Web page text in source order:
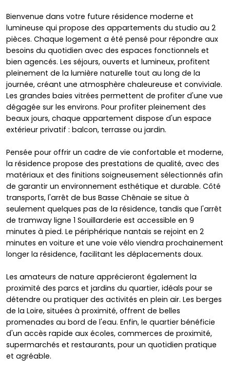
Bienvenue dans votre future résidence moderne et
lumineuse qui propose des appartements du studio au 2
pièces. Chaque logement a été pensé pour répondre aux
besoins du quotidien avec des espaces fonctionnels et
bien agencés. Les séjours, ouverts et lumineux, profitent
pleinement de la lumière naturelle tout au long de la
journée, créant une atmosphère chaleureuse et conviviale.
Les grandes baies vitrées permettent de profiter d'une vue
dégagée sur les environs. Pour profiter pleinement des
beaux jours, chaque appartement dispose d'un espace
extérieur privatif : balcon, terrasse ou jardin.
Pensée pour offrir un cadre de vie confortable et moderne,
la résidence propose des prestations de qualité, avec des
matériaux et des finitions soigneusement sélectionnés afin
de garantir un environnement esthétique et durable. Côté
transports, l'arrêt de bus Basse Chênaie se situe à
seulement quelques pas de la résidence, tandis que l'arrêt
de tramway ligne 1 Souillarderie est accessible en 9
minutes à pied. Le périphérique nantais se rejoint en 2
minutes en voiture et une voie vélo viendra prochainement
longer la résidence, facilitant les déplacements doux.
Les amateurs de nature apprécieront également la
proximité des parcs et jardins du quartier, idéals pour se
détendre ou pratiquer des activités en plein air. Les berges
de la Loire, situées à proximité, offrent de belles
promenades au bord de l'eau. Enfin, le quartier bénéficie
d'un accès rapide aux écoles, commerces de proximité,
supermarchés et restaurants, pour un quotidien pratique
et agréable.